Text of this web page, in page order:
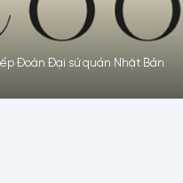
Đoàn Đại sứ quán Nhật Bản